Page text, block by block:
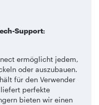
Support:
ermöglicht jedem,
oder auszubauen.
für den Verwender
liefert perfekte
bieten wir einen